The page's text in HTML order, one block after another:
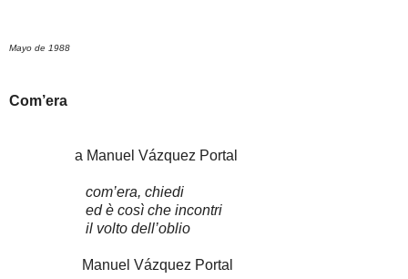
Mayo de 1988
Com’era
a Manuel Vázquez Portal
com’era, chiedi
ed è così che incontri
il volto dell’oblio
Manuel Vázquez Portal